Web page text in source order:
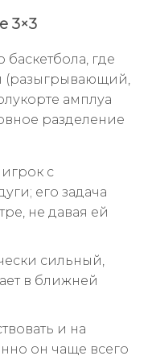
3×3
баскетбола, где
(разыгрывающий,
амплуа
разделение
игрок с
его задача
не давая ей
сильный,
в ближней
и на
он чаще всего